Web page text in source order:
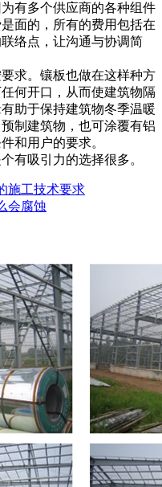
有多个供应商的各种组件
面的，所有的费用包括在
络点，让沟通与协调简
求。镶板也做在这样种方
何开口，从而使建筑物隔
助于保持建筑物冬季温暖
制建筑物，也可涂覆有铝
和用户的要求。
有吸引力的选择很多。
施工技术要求
会腐蚀